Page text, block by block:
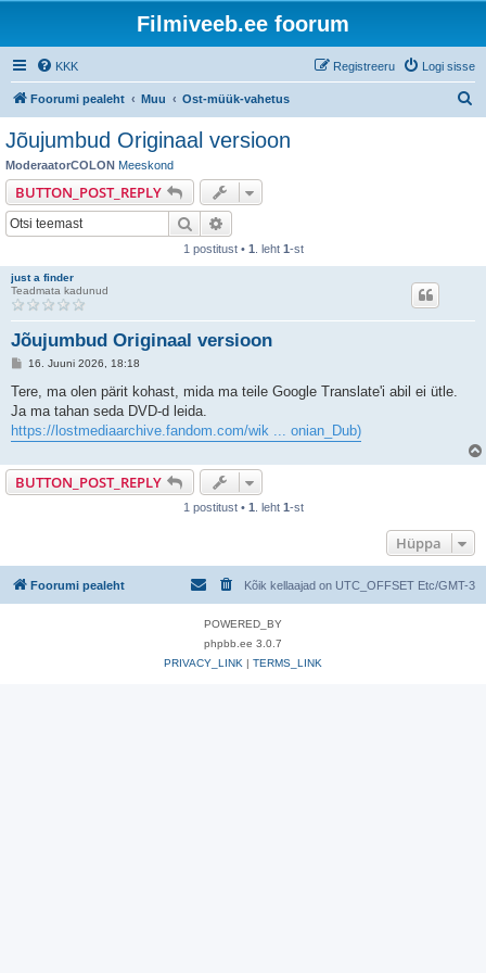
Filmiveeb.ee foorum
KKK Logi sisse
Registreeru
Foorumi pealeht Muu Ost-müük-vahetus
Jõujumbud Originaal versioon
ModeraatorCOLON Meeskond
BUTTON_POST_REPLY
Otsi
1 postitust • 1 . leht 1-st
just a finder
Teadmata kadunud
Jõujumbud Originaal versioon
P
s
i
t
u
16. Juuni 2026, 18:18
Tere, ma olen pärit kohast, mida ma teile Google Translate'i abil ei ütle.
Ja ma tahan seda DVD-d leida.
https://lostmediaarchive.fandom.com/wik ... onian_Dub)
BUTTON_POST_REPLY
1 postitust • 1 . leht 1-st
Hüppa
Foorumi pealeht Kõik kellaajad on UTC_OFFSET Etc/GMT-3
POWERED_BY
phpbb.ee 3.0.7
PRIVACY_LINK | TERMS_LINK